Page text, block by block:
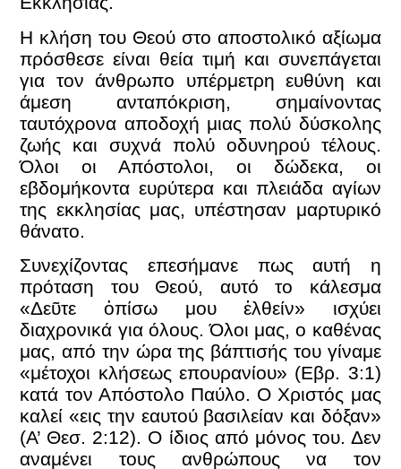
Η κλήση του Θεού στο αποστολικό αξίωμα
πρόσθεσε είναι θεία τιμή και συνεπάγεται
για τον άνθρωπο υπέρμετρη ευθύνη και
άμεση ανταπόκριση, σημαίνοντας
ταυτόχρονα αποδοχή μιας πολύ δύσκολης
ζωής και συχνά πολύ οδυνηρού τέλους.
Όλοι οι Απόστολοι, οι δώδεκα, οι
εβδομήκοντα ευρύτερα και πλειάδα αγίων
της εκκλησίας μας, υπέστησαν μαρτυρικό
θάνατο.
Συνεχίζοντας επεσήμανε πως αυτή η
πρόταση του Θεού, αυτό το κάλεσμα
«Δεῦτε ὀπίσω μου ἐλθείν» ισχύει
διαχρονικά για όλους. Όλοι μας, ο καθένας
μας, από την ώρα της βάπτισής του γίναμε
«μέτοχοι κλήσεως επουρανίου» (Εβρ. 3:1)
κατά τον Απόστολο Παύλο. Ο Χριστός μας
καλεί «εις την εαυτού βασιλείαν και δόξαν»
(Α’ Θεσ. 2:12). Ο ίδιος από μόνος του. Δεν
αναμένει τους ανθρώπους να τον